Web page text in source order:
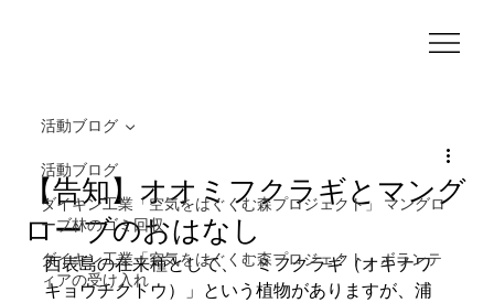
活動ブログ
ダイキン工業「空気をはぐくむ森プロジェクト」 マングロ
ーブ林のゴミ回収
ダイキン工業「空気をはぐくむ森プロジェクト」ボランテ
ィアの受け入れ
活動ブログ
【告知】オオミフクラギとマング
ローブのおはなし
西表島の在来種として、「ミフクラギ（オキナワ
キョウチクトウ）」という植物がありますが、浦